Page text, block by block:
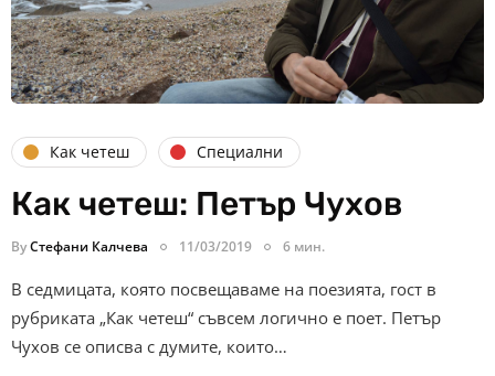
Как четеш Специални
Как четеш: Петър Чухов
ByСтефани Калчева 11/03/2019 6 мин.
В седмицата, която посвещаваме на поезията, гост в
рубриката „Как четеш“ съвсем логично е поет. Петър
Чухов се описва с думите, които…